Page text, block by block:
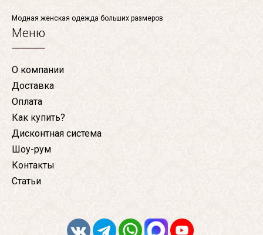
Модная женская одежда больших размеров
Меню
О компании
Доставка
Оплата
Как купить?
Дисконтная система
Шоу-рум
Контакты
Статьи